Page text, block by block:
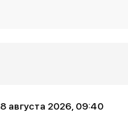
8 августа 2026, 09:40